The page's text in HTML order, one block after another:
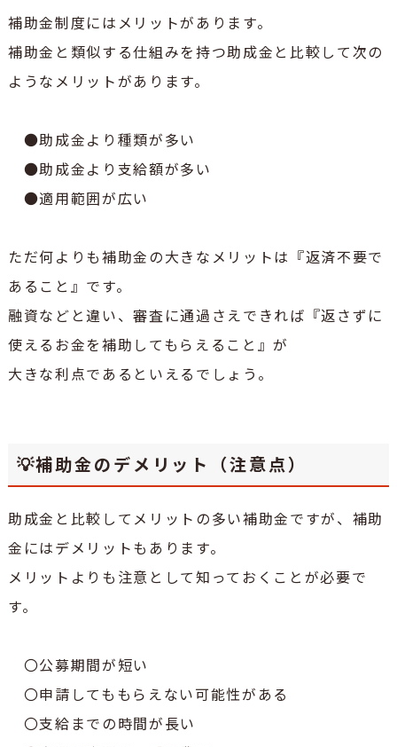
補助金制度にはメリットがあります。
補助金と類似する仕組みを持つ助成金と比較して次の
ようなメリットがあります。
●助成金より種類が多い
●助成金より支給額が多い
●適用範囲が広い
ただ何よりも補助金の大きなメリットは『返済不要で
あること』です。
融資などと違い、審査に通過さえできれば『返さずに
使えるお金を補助してもらえること』が
大きな利点であるといえるでしょう。
💡補助金のデメリット（注意点）
助成金と比較してメリットの多い補助金ですが、補助
金にはデメリットもあります。
メリットよりも注意として知っておくことが必要で
す。
〇公募期間が短い
〇申請してももらえない可能性がある
〇支給までの時間が長い